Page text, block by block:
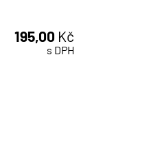
195,00 Kč
s DPH